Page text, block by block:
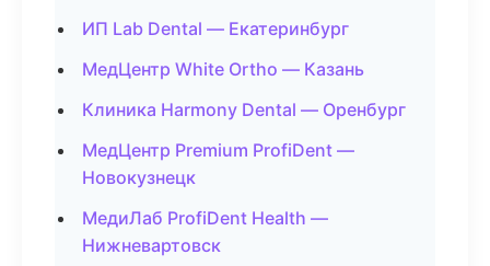
ИП Lab Dental — Екатеринбург
МедЦентр White Ortho — Казань
Клиника Harmony Dental — Оренбург
МедЦентр Premium ProfiDent —
Новокузнецк
МедиЛаб ProfiDent Health —
Нижневартовск